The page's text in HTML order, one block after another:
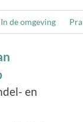
In de omgeving
en